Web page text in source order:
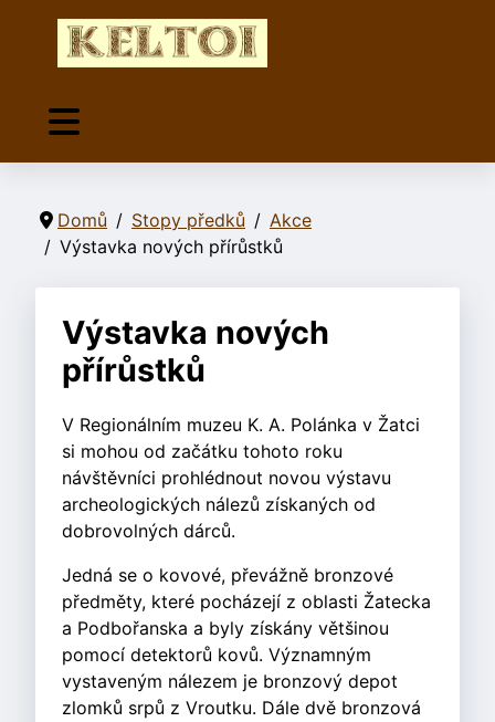
Domů Stopy předků
Akce
Výstavka nových přírůstků
Výstavka nových
přírůstků
V Regionálním muzeu K. A. Polánka v Žatci
si mohou od začátku tohoto roku
návštěvníci prohlédnout novou výstavu
archeologických nálezů získaných od
dobrovolných dárců.
Jedná se o kovové, převážně bronzové
předměty, které pocházejí z oblasti Žatecka
a Podbořanska a byly získány většinou
pomocí detektorů kovů. Významným
vystaveným nálezem je bronzový depot
zlomků srpů z Vroutku. Dále dvě bronzová